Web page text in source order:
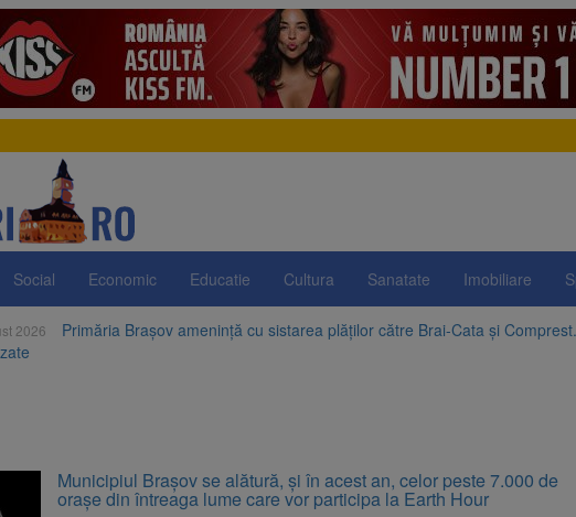
Social Economic Educatie Cultura Sanatate Imobiliare
2026
Primăria Brașov amenință cu sistarea plăților către Brai-Cata și
Platforma Belvedere de pe Tâmpa intră în renovare. Contract de peste 1
Unul dintre cele mai mari parcuri ale Brașovului va fi amenajat în
(FOTO)
2026 Aplicarea tarifelor pentru rovinietă și TollRo va începe la 1 octombrie 2026
Municipiul Brașov se alătură, și în acest an, celor peste 7.000 de
orașe din întreaga lume care vor participa la Earth Hour